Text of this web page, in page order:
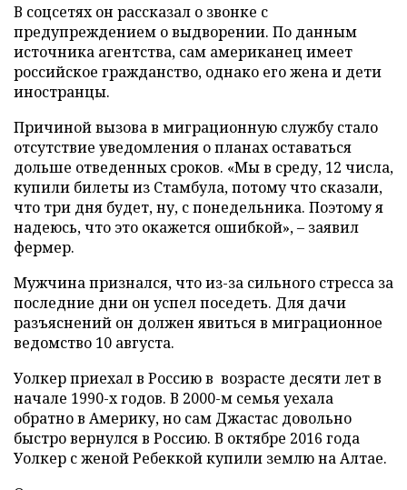
В соцсетях он рассказал о звонке с
предупреждением о выдворении. По данным
источника агентства, сам американец имеет
российское гражданство, однако его жена и дети
иностранцы.
Причиной вызова в миграционную службу стало
отсутствие уведомления о планах оставаться
дольше отведенных сроков. «Мы в среду, 12 числа,
купили билеты из Стамбула, потому что сказали,
что три дня будет, ну, с понедельника. Поэтому я
надеюсь, что это окажется ошибкой», – заявил
фермер.
Мужчина признался, что из-за сильного стресса за
последние дни он успел поседеть. Для дачи
разъяснений он должен явиться в миграционное
ведомство 10 августа.
Уолкер приехал в Россию в возрасте десяти лет в
начале 1990-х годов. В 2000-м семья уехала
обратно в Америку, но сам Джастас довольно
быстро вернулся в Россию. В октябре 2016 года
Уолкер с женой Ребеккой купили землю на Алтае.